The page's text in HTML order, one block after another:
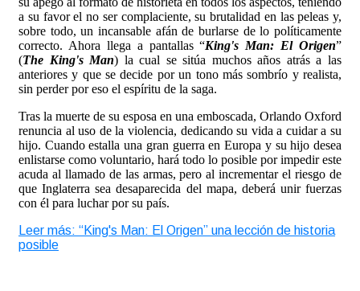
a su favor el no ser complaciente, su brutalidad en las peleas y,
sobre todo, un incansable afán de burlarse de lo políticamente
correcto. Ahora llega a pantallas “King's Man: El Origen”
(The King's Man) la cual se sitúa muchos años atrás a las
anteriores y que se decide por un tono más sombrío y realista,
sin perder por eso el espíritu de la saga.
Tras la muerte de su esposa en una emboscada, Orlando Oxford
renuncia al uso de la violencia, dedicando su vida a cuidar a su
hijo. Cuando estalla una gran guerra en Europa y su hijo desea
enlistarse como voluntario, hará todo lo posible por impedir este
acuda al llamado de las armas, pero al incrementar el riesgo de
que Inglaterra sea desaparecida del mapa, deberá unir fuerzas
con él para luchar por su país.
Leer más: “King's Man: El Origen” una lección de historia
posible